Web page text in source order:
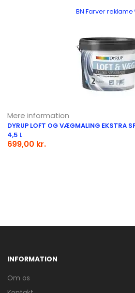
BN Farver reklame
Mere information
DYRUP LOFT OG VÆGMALING EKSTRA
4,5 L
699,00 kr.
INFORMATION
Om os